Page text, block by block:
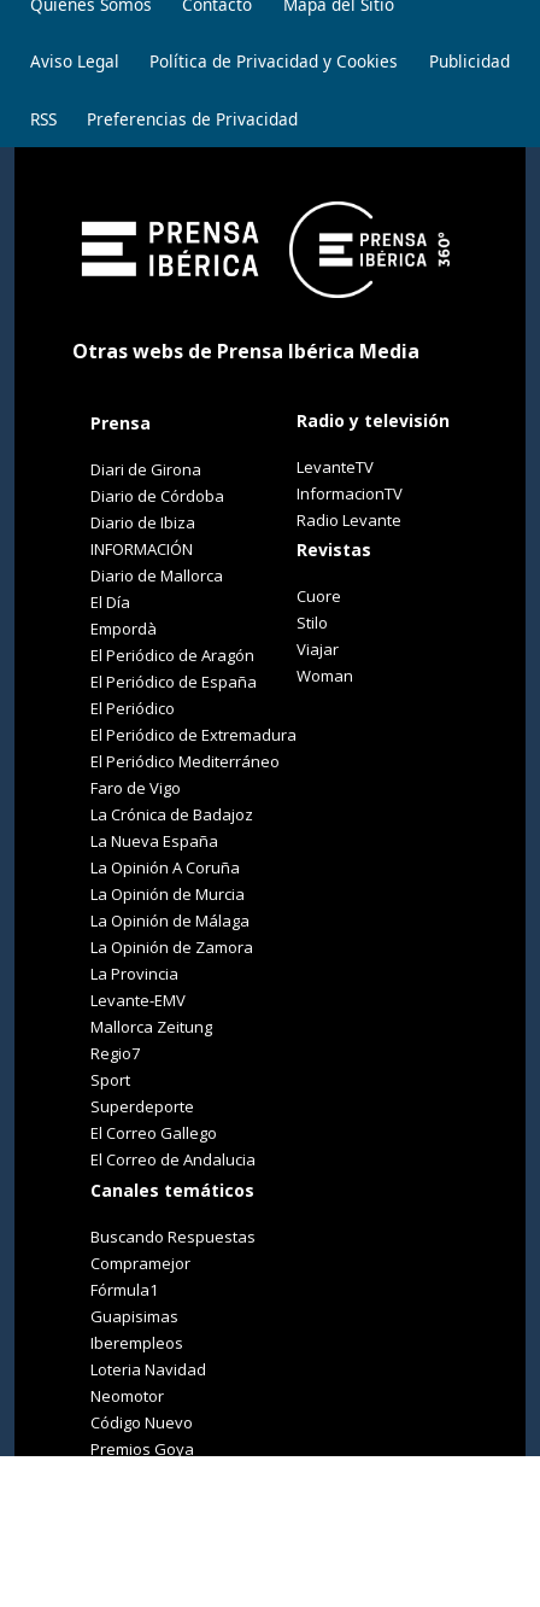
Aviso Legal Política de Privacidad y Cookies Publicidad
RSS Preferencias de Privacidad
Otras webs de Prensa Ibérica Media
Prensa
Diari de Girona
Diario de Córdoba
Diario de Ibiza
INFORMACIÓN
Diario de Mallorca
El Día
Empordà
El Periódico de Aragón
El Periódico de España
El Periódico
El Periódico de Extremadura
El Periódico Mediterráneo
Faro de Vigo
La Crónica de Badajoz
La Nueva España
La Opinión A Coruña
La Opinión de Murcia
La Opinión de Málaga
La Opinión de Zamora
La Provincia
Levante-EMV
Mallorca Zeitung
Regio7
Sport
Superdeporte
El Correo Gallego
El Correo de Andalucia
Canales temáticos
Buscando Respuestas
Compramejor
Fórmula1
Guapisimas
Iberempleos
Loteria Navidad
Neomotor
Código Nuevo
Premios Goya
Radio y televisión
LevanteTV
InformacionTV
Radio Levante
Revistas
Cuore
Stilo
Viajar
Woman